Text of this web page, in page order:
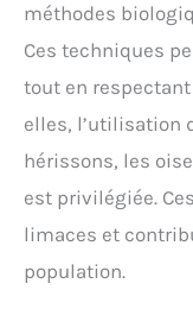
méthodes
Ces techniques
tout en
elles, l’utilisation
hérissons, les
est privilégiée.
limaces et
population.